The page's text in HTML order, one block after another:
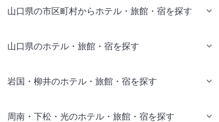
山口県の市区町村からホテル・旅館・宿を探す
山口県のホテル・旅館・宿を探す
岩国・柳井のホテル・旅館・宿を探す
周南・下松・光のホテル・旅館・宿を探す